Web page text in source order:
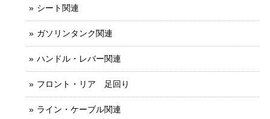
シート関連
ガソリンタンク関連
ハンドル・レバー関連
フロント・リア 足回り
ライン・ケーブル関連